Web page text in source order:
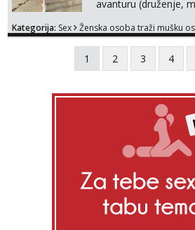
avanturu (druženje,
Kategorija: Sex Ženska osoba traži mušku
1 2 3 4